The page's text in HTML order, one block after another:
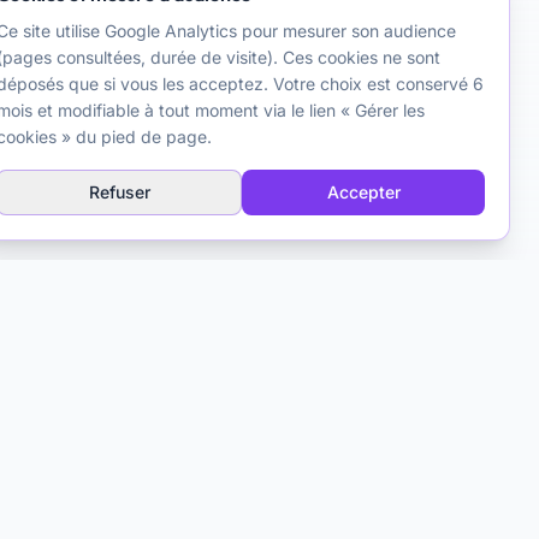
site utilise Google Analytics pour mesurer son audience
consultées, durée de visite). Ces cookies ne sont
que si vous les acceptez. Votre choix est conservé 6
et modifiable à tout moment via le lien « Gérer les
» du pied de page.
Refuser Accepter